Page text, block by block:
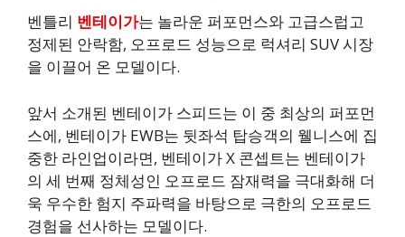
벤틀리 벤테이가는 놀라운 퍼포먼스와 고급스럽고
정제된 안락함, 오프로드 성능으로 럭셔리 SUV 시장
을 이끌어 온 모델이다.
앞서 소개된 벤테이가 스피드는 이 중 최상의 퍼포먼
스에, 벤테이가 EWB는 뒷좌석 탑승객의 웰니스에 집
중한 라인업이라면, 벤테이가 X 콘셉트는 벤테이가
의 세 번째 정체성인 오프로드 잠재력을 극대화해 더
욱 우수한 험지 주파력을 바탕으로 극한의 오프로드
경험을 선사하는 모델이다.